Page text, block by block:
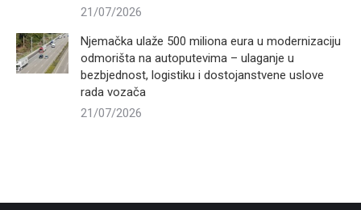
21/07/2026
Njemačka ulaže 500 miliona eura u modernizaciju
odmorišta na autoputevima – ulaganje u
bezbjednost, logistiku i dostojanstvene uslove
rada vozača
21/07/2026